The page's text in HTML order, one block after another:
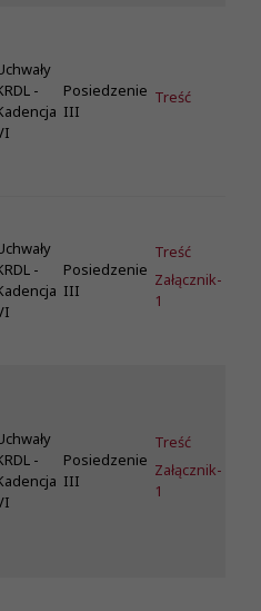
-
Posiedzenie
III
Treść
-
Posiedzenie
III
Treść
Załącznik-
1
-
Posiedzenie
III
Treść
Załącznik-
1